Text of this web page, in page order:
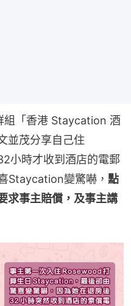
組「香港 Staycation 酒
並茂分享自己住
小時才收到酒店的電郵
Staycation變驚嚇， 點
求事主賠償，及事主講